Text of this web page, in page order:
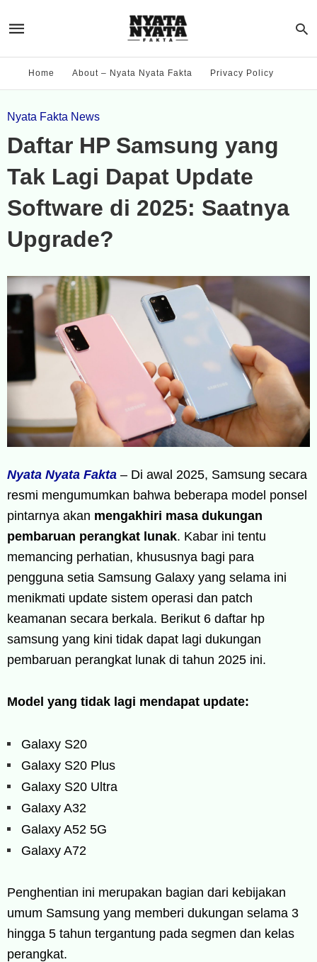
Home About – Nyata Nyata Fakta Privacy Policy
Nyata Fakta News
Daftar HP Samsung yang
Tak Lagi Dapat Update
Software di 2025: Saatnya
Upgrade?
Nyata Nyata Fakta – Di awal 2025, Samsung secara
resmi mengumumkan bahwa beberapa model ponsel
pintarnya akan mengakhiri masa dukungan
pembaruan perangkat lunak. Kabar ini tentu
memancing perhatian, khususnya bagi para
pengguna setia Samsung Galaxy yang selama ini
menikmati update sistem operasi dan patch
keamanan secara berkala. Berikut 6 daftar hp
samsung yang kini tidak dapat lagi dukungan
pembaruan perangkat lunak di tahun 2025 ini.
Model yang tidak lagi mendapat update:
Galaxy S20
Galaxy S20 Plus
Galaxy S20 Ultra
Galaxy A32
Galaxy A52 5G
Galaxy A72
Penghentian ini merupakan bagian dari kebijakan
umum Samsung yang memberi dukungan selama 3
hingga 5 tahun tergantung pada segmen dan kelas
perangkat.